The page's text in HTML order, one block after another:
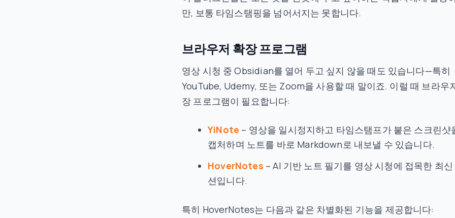
만, 보통 타임스탬핑을 넘어서지는 못합니다.
브라우저 확장 프로그램
영상 시청 중 Obsidian를 열어 두고 싶지 않을 때도 있습니다—특히
YouTube, Udemy, 또는 Zoom을 사용할 때 말이죠. 이럴 때 브라우
장 프로그램이 필요합니다:
YiNote – 영상을 일시정지하고 타임스탬프가 붙은 스크린샷
캡처하며 노트를 바로 Markdown로 내보낼 수 있습니다.
HoverNotes – AI 기반 노트 필기를 영상 시청에 접목한 최신
션입니다.
특히 HoverNotes는 다음과 같은 차별화된 기능을 제공합니다: